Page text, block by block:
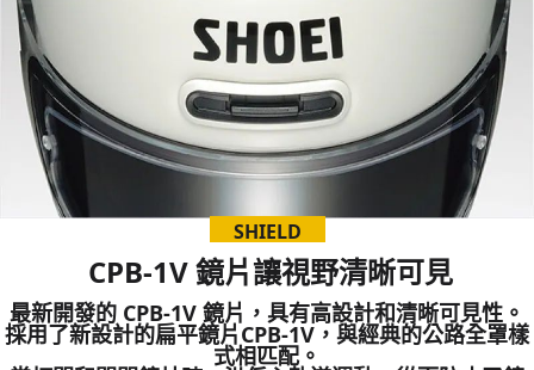
SHIELD
CPB-1V 鏡片讓視野清晰可見
最新開發的 CPB-1V 鏡片，具有高設計和清晰可見性 。
採用了新設計的扁平鏡片CPB-1V，與經典的公路全罩樣
式相匹配。